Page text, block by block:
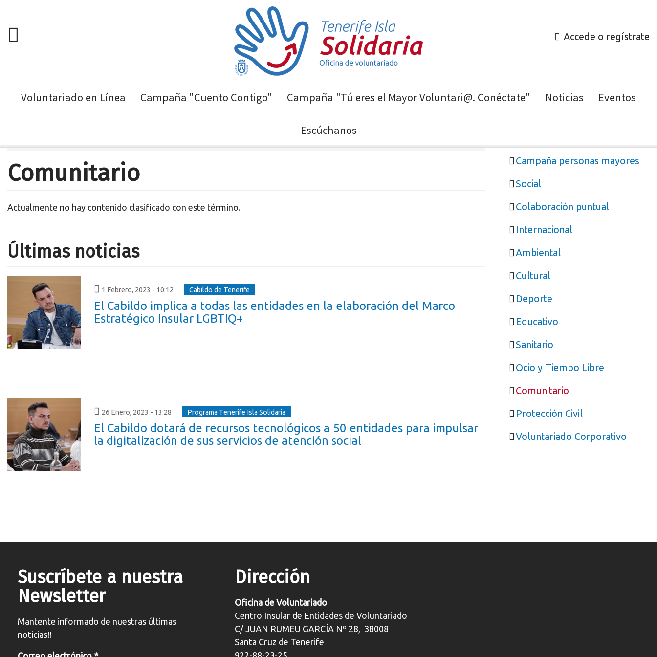
al
contenido
principal
Accede o regístrate
Voluntariado en Línea Campaña "Cuento Contigo" Campaña "Tú eres el Mayor Voluntari@. Conéctate" Noticias Eventos
Escúchanos
Comunitario
Actualmente no hay contenido clasificado con este término.
Últimas noticias
1 Febrero, 2023 - 10:12 Cabildo de Tenerife
El Cabildo implica a todas las entidades en la elaboración del Marco
Estratégico Insular LGBTIQ+
26 Enero, 2023 - 13:28 Programa Tenerife Isla Solidaria
El Cabildo dotará de recursos tecnológicos a 50 entidades para impulsar
la digitalización de sus servicios de atención social
Campaña personas mayores
Social
Colaboración puntual
Internacional
Ambiental
Cultural
Deporte
Educativo
Sanitario
Ocio y Tiempo Libre
Comunitario
Protección Civil
Voluntariado Corporativo
Suscríbete a nuestra
Newsletter
Mantente informado de nuestras últimas
noticias!!
Dirección
Oficina de Voluntariado
Centro Insular de Entidades de Voluntariado
C/ JUAN RUMEU GARCÍA Nº 28, 38008
Santa Cruz de Tenerife
922-88-23-25